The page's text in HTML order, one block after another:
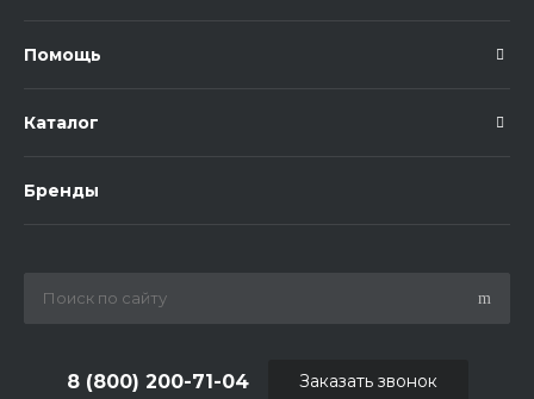
Помощь
Каталог
Бренды
8 (800) 200-71-04 Заказать звонок